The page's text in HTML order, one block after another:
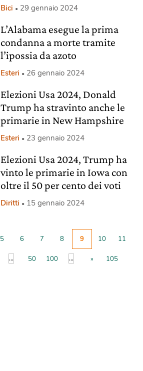
Bici 29 gennaio 2024
L’Alabama esegue la prima
condanna a morte tramite
l’ipossia da azoto
Esteri 26 gennaio 2024
Elezioni Usa 2024, Donald
Trump ha stravinto anche le
primarie in New Hampshire
Esteri 23 gennaio 2024
Elezioni Usa 2024, Trump ha
vinto le primarie in Iowa con
oltre il 50 per cento dei voti
Diritti 15 gennaio 2024
5 6 7 8 9 10 11
... 50 100 ... » 105